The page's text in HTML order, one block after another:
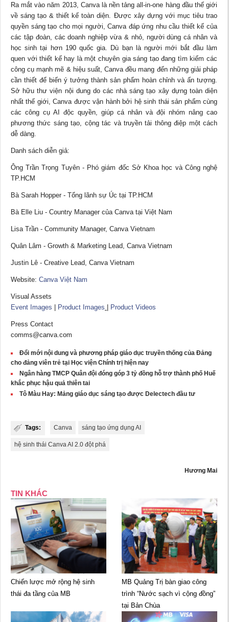
Ra mắt vào năm 2013, Canva là nền tảng all-in-one hàng đầu thế giới
về sáng tạo & thiết kế toàn diện. Được xây dựng với mục tiêu trao
quyền sáng tạo cho mọi người, Canva đáp ứng nhu cầu thiết kế của
các tập đoàn, các doanh nghiệp vừa & nhỏ, người dùng cá nhân và
học sinh tại hơn 190 quốc gia. Dù bạn là người mới bắt đầu làm
quen với thiết kế hay là một chuyên gia sáng tạo đang tìm kiếm các
công cụ mạnh mẽ & hiệu suất, Canva đều mang đến những giải pháp
cần thiết để biến ý tưởng thành sản phẩm hoàn chỉnh và ấn tượng.
Sở hữu thư viện nội dung do các nhà sáng tạo xây dựng toàn diện
nhất thế giới, Canva được vận hành bởi hệ sinh thái sản phẩm cùng
các công cụ AI độc quyền, giúp cá nhân và đội nhóm nâng cao
phương thức sáng tạo, cộng tác và truyền tải thông điệp một cách
dễ dàng.
Danh sách diễn giả:
Ông Trần Trọng Tuyên - Phó giám đốc Sở Khoa học và Công nghệ
TP.HCM
Bà Sarah Hopper - Tổng lãnh sự Úc tại TP.HCM
Bà Elle Liu - Country Manager của Canva tại Việt Nam
Lisa Trần - Community Manager, Canva Vietnam
Quân Lâm - Growth & Marketing Lead, Canva Vietnam
Justin Lê - Creative Lead, Canva Vietnam
Website: Canva Việt Nam
Visual Assets
Event Images | Product Images | Product Videos
Press Contact
comms@canva.com
Đổi mới nội dung và phương pháp giáo dục truyền thống của Đảng
cho đảng viên trẻ tại Học viện Chính trị hiện nay
Ngân hàng TMCP Quân đội đóng góp 3 tỷ đồng hỗ trợ thành phố Huế
khắc phục hậu quả thiên tai
Tô Màu Hay: Mảng giáo dục sáng tạo được Delectech đầu tư
Tags: Canva sáng tạo ứng dụng AI
hệ sinh thái Canva AI 2.0 đột phá
Hương Mai
TIN KHÁC
Chiến lược mở rộng hệ sinh
thái đa tầng của MB
MB Quảng Trị bàn giao công
trình “Nước sạch vì cộng đồng”
tại Bản Chùa